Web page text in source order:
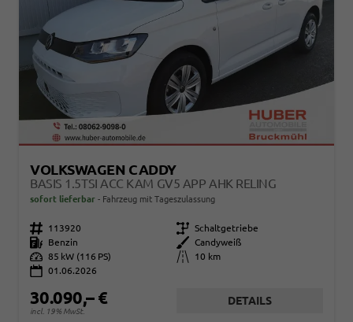
VOLKSWAGEN CADDY
BASIS 1.5TSI ACC KAM GV5 APP AHK RELING
sofort lieferbar Fahrzeug mit Tageszulassung
Fahrzeugnr. 113920 Getriebe Schaltgetriebe
Kraftstoff
Benzin Außenfarbe
Candyweiß
Leistung 85 kW (116 PS) Kilometerstand
10 km
01.06.2026
30.090,– €
incl. 19% MwSt.
DETAILS